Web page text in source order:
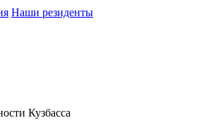
Наши резиденты
Кузбасса